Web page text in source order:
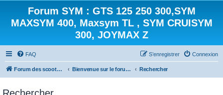
Forum SYM : GTS 125 250 300,SYM
MAXSYM 400, Maxsym TL , SYM CRUISYM
300, JOYMAX Z
FAQ Connexion
S’enregistrer
Forum des scooters SYM - GTS -MAXSYM - CRUISYM - JOYMAX - Maxsym TL Bienvenue sur le forum des scooters de la gamme SYM Rechercher